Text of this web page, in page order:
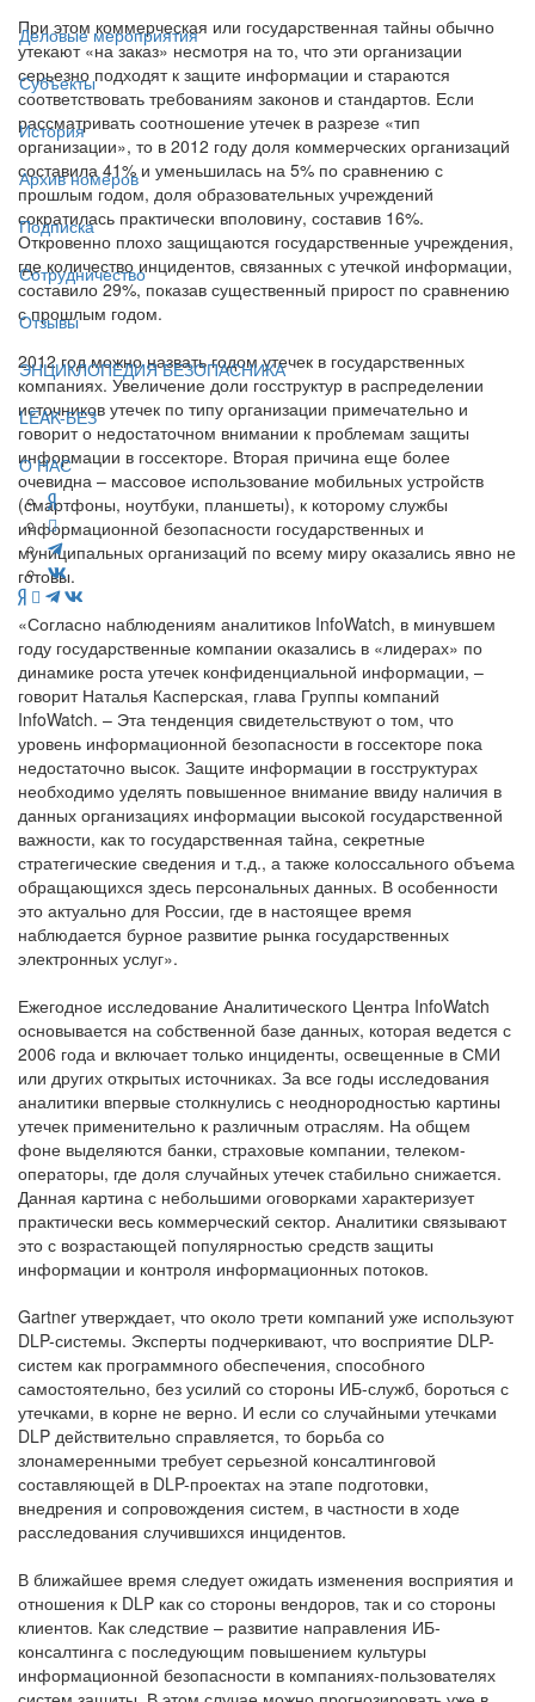
Деловые мероприятия
Субъекты
История
Архив номеров
Подписка
Сотрудничество
Отзывы
ЭНЦИКЛОПЕДИЯ БЕЗОПАСНИКА
LEAK-БЕЗ
О НАС
При этом коммерческая или государственная тайны обычно
утекают «на заказ» несмотря на то, что эти организации
серьезно подходят к защите информации и стараются
соответствовать требованиям законов и стандартов. Если
рассматривать соотношение утечек в разрезе «тип
организации», то в 2012 году доля коммерческих организаций
составила 41% и уменьшилась на 5% по сравнению с
прошлым годом, доля образовательных учреждений
сократилась практически вполовину, составив 16%.
Откровенно плохо защищаются государственные учреждения,
где количество инцидентов, связанных с утечкой информации,
составило 29%, показав существенный прирост по сравнению
с прошлым годом.
2012 год можно назвать годом утечек в государственных
компаниях. Увеличение доли госструктур в распределении
источников утечек по типу организации примечательно и
говорит о недостаточном внимании к проблемам защиты
информации в госсекторе. Вторая причина еще более
очевидна – массовое использование мобильных устройств
(смартфоны, ноутбуки, планшеты), к которому службы
информационной безопасности государственных и
муниципальных организаций по всему миру оказались явно не
готовы.
«Согласно наблюдениям аналитиков InfoWatch, в минувшем
году государственные компании оказались в «лидерах» по
динамике роста утечек конфиденциальной информации, –
говорит Наталья Касперская, глава Группы компаний
InfoWatch. – Эта тенденция свидетельствуют о том, что
уровень информационной безопасности в госсекторе пока
недостаточно высок. Защите информации в госструктурах
необходимо уделять повышенное внимание ввиду наличия в
данных организациях информации высокой государственной
важности, как то государственная тайна, секретные
стратегические сведения и т.д., а также колоссального объема
обращающихся здесь персональных данных. В особенности
это актуально для России, где в настоящее время
наблюдается бурное развитие рынка государственных
электронных услуг».
Ежегодное исследование Аналитического Центра InfoWatch
основывается на собственной базе данных, которая ведется с
2006 года и включает только инциденты, освещенные в СМИ
или других открытых источниках. За все годы исследования
аналитики впервые столкнулись с неоднородностью картины
утечек применительно к различным отраслям. На общем
фоне выделяются банки, страховые компании, телеком-
операторы, где доля случайных утечек стабильно снижается.
Данная картина с небольшими оговорками характеризует
практически весь коммерческий сектор. Аналитики связывают
это с возрастающей популярностью средств защиты
информации и контроля информационных потоков.
Gartner утверждает, что около трети компаний уже используют
DLP-системы. Эксперты подчеркивают, что восприятие DLP-
систем как программного обеспечения, способного
самостоятельно, без усилий со стороны ИБ-служб, бороться с
утечками, в корне не верно. И если со случайными утечками
DLP действительно справляется, то борьба со
злонамеренными требует серьезной консалтинговой
составляющей в DLP-проектах на этапе подготовки,
внедрения и сопровождения систем, в частности в ходе
расследования случившихся инцидентов.
В ближайшее время следует ожидать изменения восприятия и
отношения к DLP как со стороны вендоров, так и со стороны
клиентов. Как следствие – развитие направления ИБ-
консалтинга с последующим повышением культуры
информационной безопасности в компаниях-пользователях